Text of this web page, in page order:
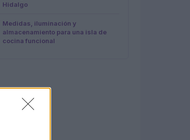
Hidalgo
Medidas, iluminación y
almacenamiento para una isla de
cocina funcional